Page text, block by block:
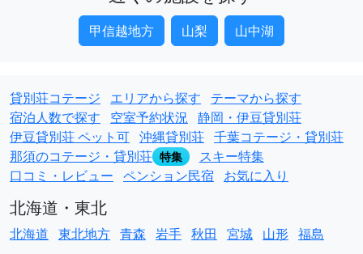
甲信越地方 山梨 山中湖
貸別荘コテージ エリアから探す
テーマから探す
宿泊人数で探す
空室予約状況 静岡・伊豆貸別荘
伊豆貸別荘 ペット可 沖縄貸別荘 千葉コテージ・貸別荘
那須のコテージ・貸別荘 特集
スキー特集
口コミ・レビュー ペンション民宿 お気に入り
北海道・東北
北海道 東北地方 青森 岩手 秋田 宮城 山形 福島